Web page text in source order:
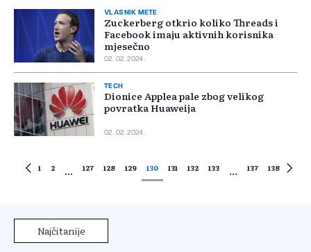
VLASNIK METE
Zuckerberg otkrio koliko Threads i
Facebook imaju aktivnih korisnika
mjesečno
02. 02. 2024.
TECH
Dionice Applea pale zbog velikog
povratka Huaweija
02. 02. 2024.
1 2 ... 127 128 129 130 131 132 133 ... 137 138
Najčitanije